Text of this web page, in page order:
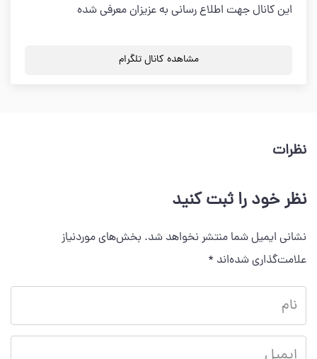
این کانال جهت اطلاع رسانی به عزیزان معرفی شده
مشاهده کانال تلگرام
نظرات
نظر خود را ثبت کنید
نشانی ایمیل شما منتشر نخواهد شد. بخش‌های موردنیاز
علامت‌گذاری شده‌اند *